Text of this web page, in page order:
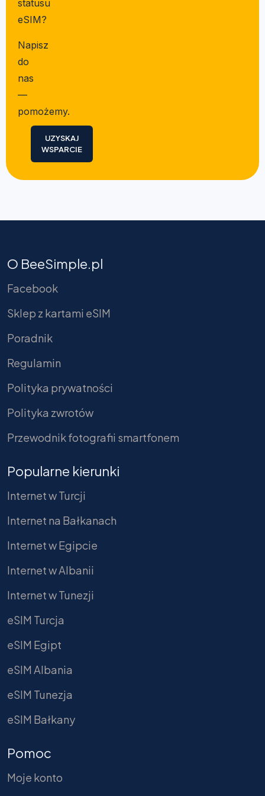
statusu
eSIM?
Napisz
do
nas
—
pomożemy.
UZYSKAJ
WSPARCIE
O BeeSimple.pl
Facebook
Sklep z kartami eSIM
Poradnik
Regulamin
Polityka prywatności
Polityka zwrotów
Przewodnik fotografii smartfonem
Popularne kierunki
Internet w Turcji
Internet na Bałkanach
Internet w Egipcie
Internet w Albanii
Internet w Tunezji
eSIM Turcja
eSIM Egipt
eSIM Albania
eSIM Tunezja
eSIM Bałkany
Pomoc
Moje konto